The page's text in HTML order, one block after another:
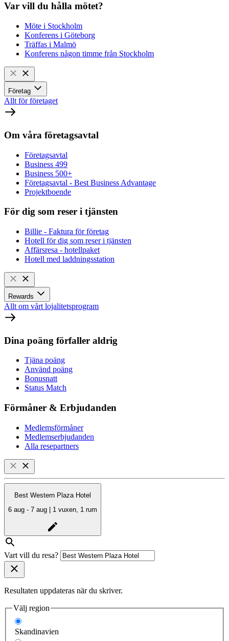
Var vill du hålla mötet?
Möte i Stockholm
Konferens i Göteborg
Träffas i Malmö
Konferens någon timme från Stockholm
Företag
Allt för företaget
Om våra företagsavtal
Företagsavtal
Business 499
Business 500+
Företagsavtal - Best Business Advantage
Projektboende
För dig som reser i tjänsten
Billie - Faktura för företag
Hotell för dig som reser i tjänsten
Affärsresa - hotellpaket
Hotell med laddningsstation
Rewards
Allt om vårt lojalitetsprogram
Dina poäng förfaller aldrig
Tjäna poäng
Använd poäng
Bonusnatt
Status Match
Förmåner & Erbjudanden
Medlemsförmåner
Medlemserbjudanden
Alla resepartners
Best Western Plaza Hotel
6 aug - 7 aug | 1 vuxen, 1 rum
Vart vill du resa?
Resultaten uppdateras när du skriver.
Välj region
Skandinavien